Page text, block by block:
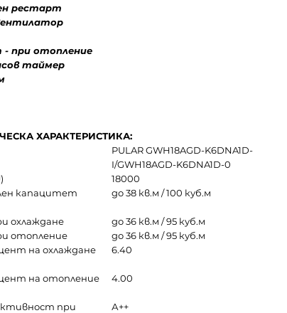
pecтapт
- при отопление
таймер
ХАРАКТЕРИСТИКА:
PULAR GWH18AGD-K6DNA1D-
I/GWH18AGD-K6DNA1D-0
18000
капацитет
до 38 кв.м / 100 куб.м
охлаждане
до 36 кв.м / 95 куб.м
отопление
до 36 кв.м / 95 куб.м
на охлаждане
6.40
на отопление
4.00
при
А++